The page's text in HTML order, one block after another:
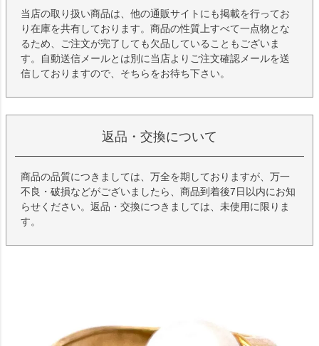
当店の取り扱い商品は、他の通販サイトにも掲載を行ってお
り在庫を共有しております。商品の性質上すべて一点物とな
るため、ご注文が完了しても欠品していることもございま
す。自動送信メールとは別に当店よりご注文確認メールを送
信しておりますので、そちらをお待ち下さい。
返品・交換について
商品の品質につきましては、万全を期しておりますが、万一
不良・破損などがございましたら、商品到着後7日以内にお知
らせください。返品・交換につきましては、未使用に限りま
す。